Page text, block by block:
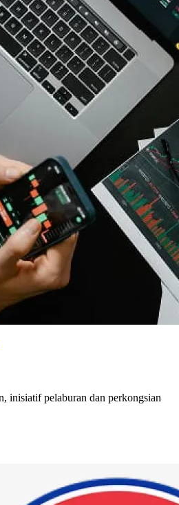
inisiatif pelaburan dan perkongsian